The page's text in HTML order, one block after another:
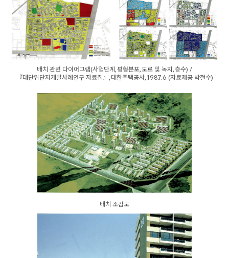
배치 관련 다이어그램(사업단계, 평형분포, 도로 및 녹지, 층수) /
『대단위단지개발사례연구 자료집』, 대한주택공사, 1987.6 (자료제공 박철수)
배치 조감도